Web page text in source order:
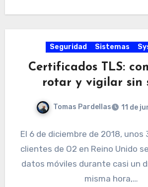
Seguridad Sistemas
Certificados TLS:
rotar y vigilar sin
Tomas Pardellas 11 de
El 6 de diciembre de 2018, unos
clientes de O2 en Reino Unido
datos móviles durante casi un
misma hora,…